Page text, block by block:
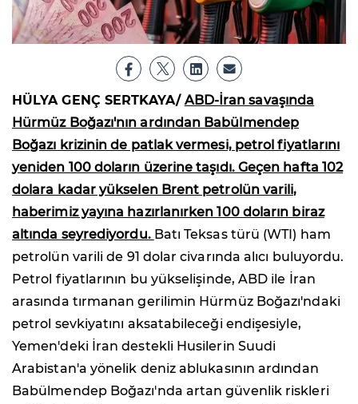
HÜLYA GENÇ SERTKAYA/ ABD-İran savaşında
Hürmüz Boğazı'nın ardından Babülmendep
Boğazı krizinin de patlak vermesi, petrol fiyatlarını
yeniden 100 doların üzerine taşıdı. Geçen hafta 102
dolara kadar yükselen Brent petrolün varili,
haberimiz yayına hazırlanırken 100 doların biraz
altında seyrediyordu. Batı Teksas türü (WTI) ham
petrolün varili de 91 dolar civarında alıcı buluyordu.
Petrol fiyatlarının bu yükselişinde, ABD ile İran
arasında tırmanan gerilimin Hürmüz Boğazı'ndaki
petrol sevkiyatını aksatabileceği endişesiyle,
Yemen'deki İran destekli Husilerin Suudi
Arabistan'a yönelik deniz ablukasının ardından
Babülmendep Boğazı'nda artan güvenlik riskleri